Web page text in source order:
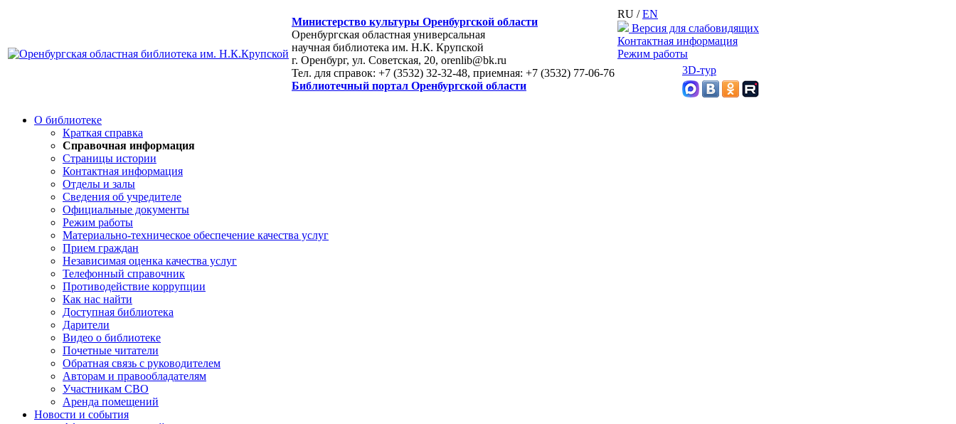
Министерство культуры Оренбургской области
Оренбургская областная универсальная
научная библиотека им. Н.К. Крупской
г. Оренбург, ул. Советская, 20, orenlib@bk.ru
Тел. для справок: +7 (3532) 32-32-48, приемная: +7 (3532) 77-06-76
Библиотечный портал Оренбургской области
RU /EN
Версия для слабовидящих
Контактная информация
Режим работы
3D-тур
О библиотеке
Краткая справка
Справочная информация
Страницы истории
Контактная информация
Отделы и залы
Сведения об учредителе
Официальные документы
Режим работы
Материально-техническое обеспечение качества услуг
Прием граждан
Независимая оценка качества услуг
Телефонный справочник
Противодействие коррупции
Как нас найти
Доступная библиотека
Дарители
Видео о библиотеке
Почетные читатели
Обратная связь с руководителем
Авторам и правообладателям
Участникам СВО
Аренда помещений
Новости и события